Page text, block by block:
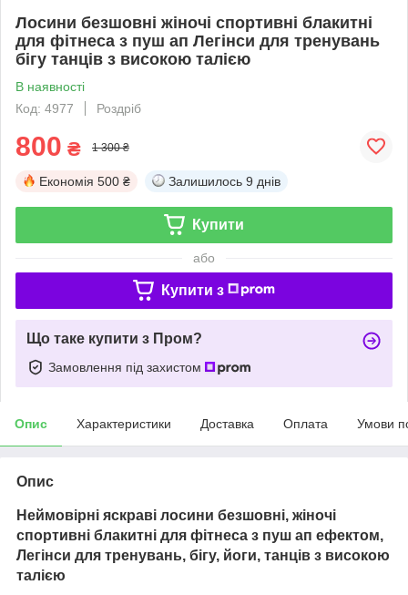
Лосини безшовні жіночі спортивні блакитні
для фітнеса з пуш ап Легінси для тренувань
бігу танців з високою талією
В наявності
Код: 4977
Роздріб
800 ₴ 1 300 ₴
Економія 500 ₴ Залишилось 9 днів
Купити
або
Купити з
Що таке купити з Пром?
Замовлення під захистом
Опис Характеристики Доставка Оплата Умови
Опис
Неймовірні яскраві лосини безшовні, жіночі
спортивні блакитні для фітнеса з пуш ап ефектом,
Легінси для тренувань, бігу, йоги, танців з високою
талією